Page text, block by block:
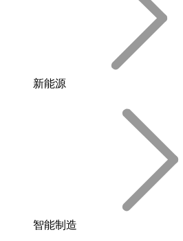
新能源
智能制造